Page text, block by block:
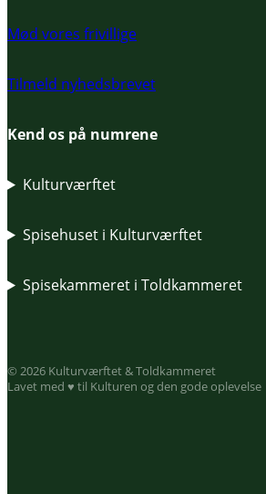
Mød vores frivillige
Tilmeld nyhedsbrevet
Kend os på numrene
Kulturværftet
Spisehuset i Kulturværftet
Spisekammeret i Toldkammeret
© 2026 Kulturværftet & Toldkammeret
Lavet med ♥ til Kulturen og den gode oplevelse